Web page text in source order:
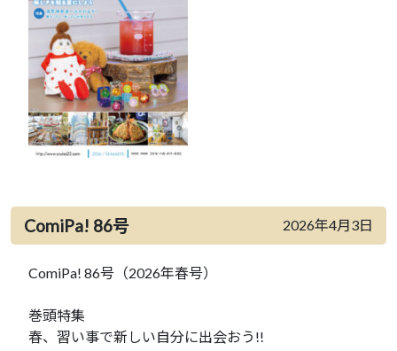
ComiPa! 86号 2026年4月3日
ComiPa! 86号（2026年春号）
巻頭特集
春、習い事で新しい自分に出会おう!!